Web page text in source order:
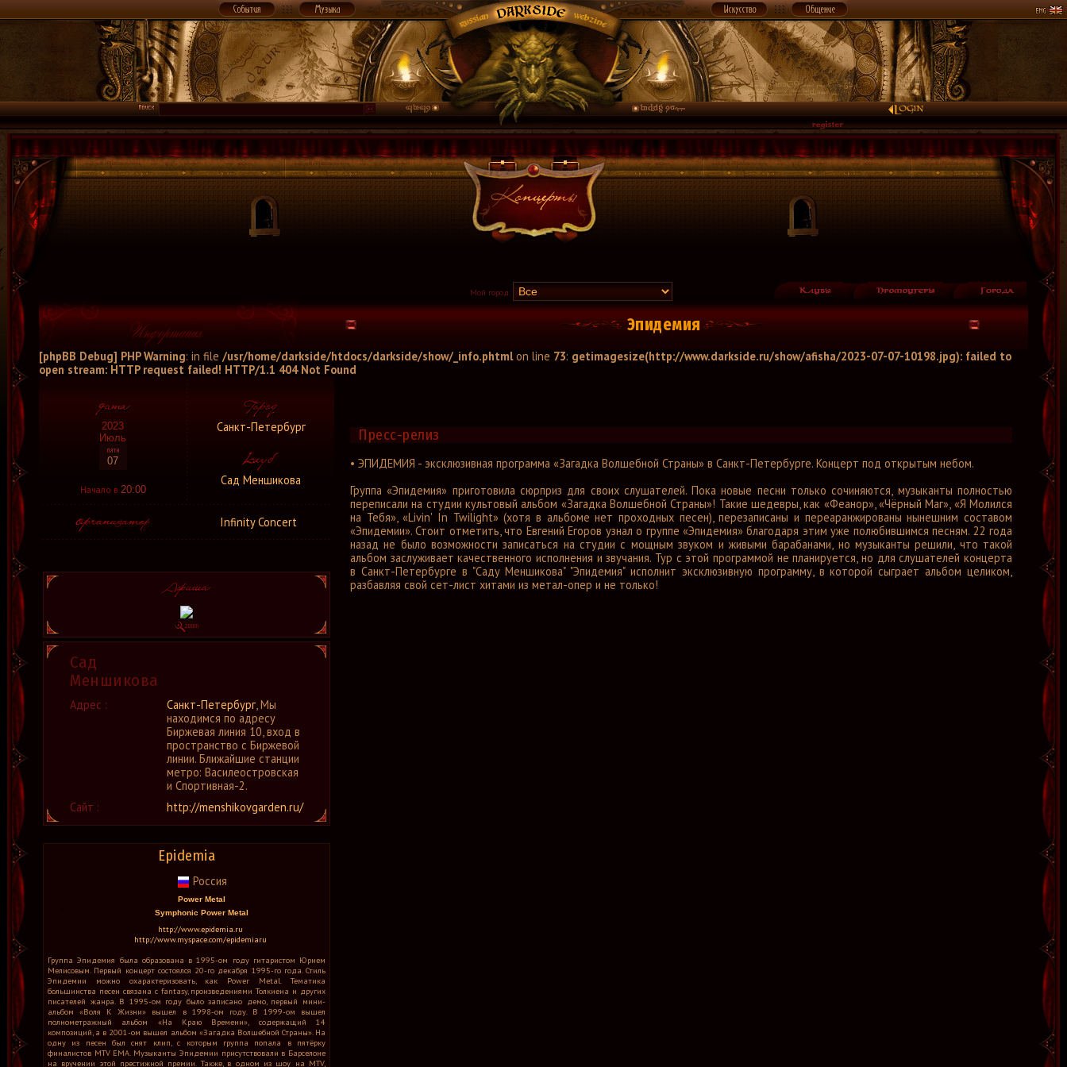
Мой город:
Эпидемия
[phpBB Debug] PHP Warning: in file /usr/home/darkside/htdocs/darkside/show/_info.phtmlon line 73: getimagesize(http://www.darkside.ru/show/afisha/2023-07-07-10198.jpg): failed to
open stream: HTTP request failed! HTTP/1.1 404 Not Found
2023
Июль
07
Начало в 20:00
Санкт-Петербург
Сад Меншикова
Infinity Concert
Сад
Меншикова
Адрес : Санкт-Петербург, Мы
находимся по адресу
Биржевая линия 10, вход в
пространство с Биржевой
линии. Ближайшие станции
метро: Василеостровская
и Спортивная-2.
Сайт :
http://menshikovgarden.ru/
Epidemia
Россия
Power Metal
Symphonic Power Metal
http://www.epidemia.ru
http://www.myspace.com/epidemiaru
Группа Эпидемия была образована в 1995-ом году гитаристом Юрием
Мелисовым. Первый концерт состоялся 20-го декабря 1995-го года. Стиль
Эпидемии можно охарактеризовать, как Power Metal. Тематика
большинства песен связана с fantasy, произведениями Толкиена и других
писателей жанра. В 1995-ом году было записано демо, первый мини-
альбом «Воля К Жизни» вышел в 1998-ом году. В 1999-ом вышел
полнометражный альбом «На Краю Времени», содержащий 14
композиций, а в 2001-ом вышел альбом «Загадка Волшебной Страны». На
одну из песен был снят клип, с которым группа попала в пятёрку
финалистов MTV EMA. Музыканты Эпидемии присутствовали в Барселоне
на вручении этой престижной премии. Также, в одном из шоу на MTV,
Пресс-релиз
• ЭПИДЕМИЯ - эксклюзивная программа «Загадка Волшебной Страны» в Санкт-Петербурге. Концерт под открытым небом.
Группа «Эпидемия» приготовила сюрприз для своих слушателей. Пока новые песни только сочиняются, музыканты полностью
переписали на студии культовый альбом «Загадка Волшебной Страны»! Такие шедевры, как «Феанор», «Чёрный Маг», «Я Молился
на Тебя», «Livin' In Twilight» (хотя в альбоме нет проходных песен), перезаписаны и переаранжированы нынешним составом
«Эпидемии». Стоит отметить, что Евгений Егоров узнал о группе «Эпидемия» благодаря этим уже полюбившимся песням. 22 года
назад не было возможности записаться на студии с мощным звуком и живыми барабанами, но музыканты решили, что такой
альбом заслуживает качественного исполнения и звучания. Тур с этой программой не планируется, но для слушателей концерта
в Санкт-Петербурге в "Саду Меншикова" "Эпидемия" исполнит эксклюзивную программу, в которой сыграет альбом целиком,
разбавляя свой сет-лист хитами из метал-опер и не только!